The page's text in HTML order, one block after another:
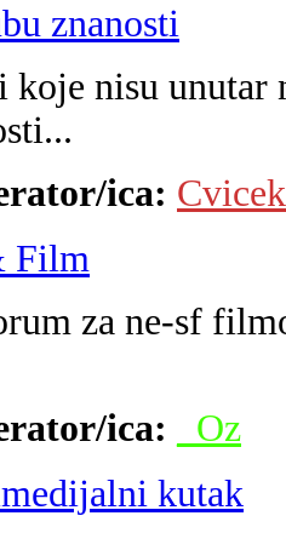
znanosti
koje nisu unutar
ica: Cvicek
Film
za ne-sf
ica:
_Oz
kutak